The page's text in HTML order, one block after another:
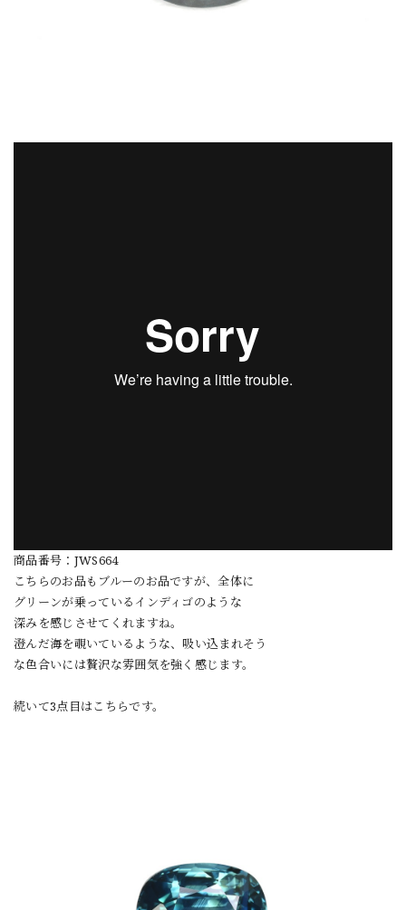
商品番号：JWS664
こちらのお品もブルーのお品ですが、全体に
グリーンが乗っているインディゴのような
深みを感じさせてくれますね。
澄んだ海を覗いているような、吸い込まれそう
な色合いには贅沢な雰囲気を強く感じます。
続いて3点目はこちらです。